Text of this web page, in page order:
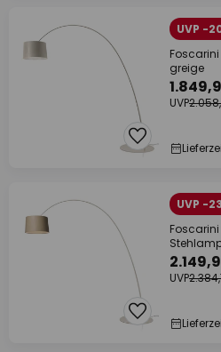
UVP -
greige
UVP
UVP -
UVP